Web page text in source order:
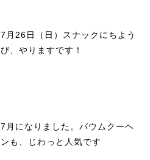
7月26日（日）スナックにちよう
び、やりますです！
7月になりました。バウムクーヘ
ンも、じわっと人気です